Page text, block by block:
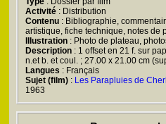
Activité : Distribution
Contenu : Bibliographie,
artistique, fiche technique, notes de
Illustration : Photo de plateau,
Description : 1 offset en 21 f. sur
n.et b. et coul. ; 27.00 x 21.00 cm
Langues : Français
Sujet (film) : Les Parapluies de
1963